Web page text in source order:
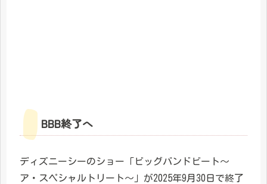
BBB終了へ
ディズニーシーのショー「ビッグバンドビート～
ア・スペシャルトリート～」が2025年9月30日で終了